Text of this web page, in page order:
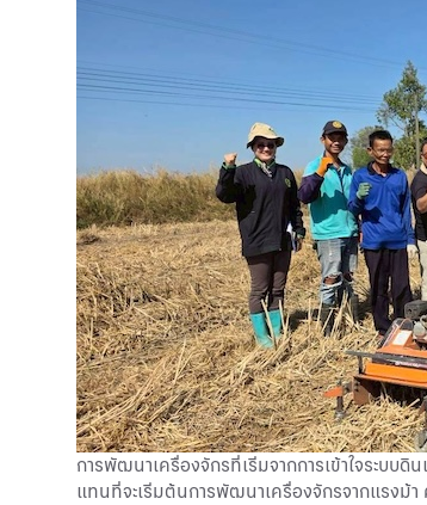
การพัฒนาเครื่องจักรที่เริ่มจากการเข้าใจระบบดิ
แทนที่จะเริ่มต้นการพัฒนาเครื่องจักรจากแรงม้า